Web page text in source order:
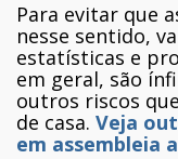
Para evitar que
nesse sentido,
estatísticas e
em geral, são
outros riscos
de casa. Veja
em assembleia